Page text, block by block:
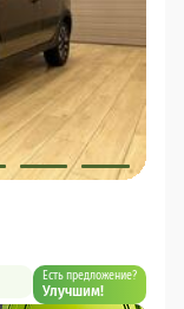
Есть предложение?
Улучшим!